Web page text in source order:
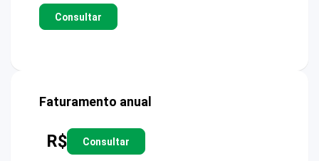
Consultar
Faturamento anual
R$ Consultar